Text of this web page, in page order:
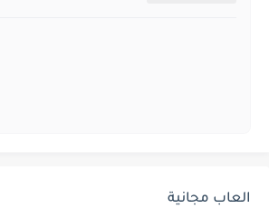
العاب مجانية